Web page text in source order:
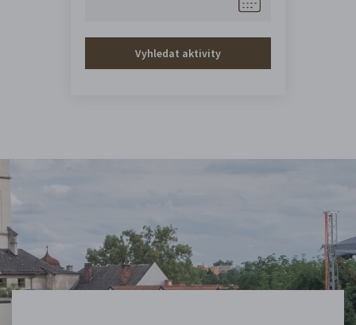
Vyhledat aktivity